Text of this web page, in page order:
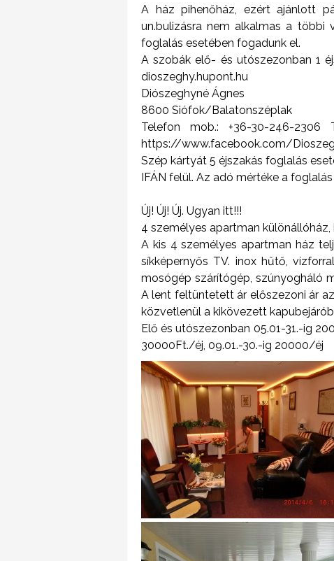
A ház pihenőház, ezért ajánlott
un.bulizásra nem alkalmas a többi
foglalás esetében fogadunk el.
A szobák elő- és utószezonban 1
dioszeghy.hupont.hu
Diószeghyné Ágnes
8600 Siófok/Balatonszéplak
Telefon mob.: +36-30-246-2306
https://www.facebook.com/
Szép kártyát 5 éjszakás foglalás
IFÁN felül. Az adó mértéke a
Új! Új! Új. Ugyan itt!!!
4 személyes apartman
A kis 4 személyes apartman ház
síkképernyős TV. inox hűtő,
mosógép szárítógép, szúnyogháló
A lent feltüntetett ár előszezoni ár
közvetlenül a kikövezett
Elő és utószezonban 05.01-31.-ig
30000Ft./éj, 09.01.-30.-ig 20000/éj